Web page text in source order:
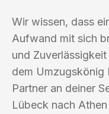
Wir wissen, dass
Aufwand mit sich
und
dem Umzugskönig
Partner an deiner
Lübeck nach